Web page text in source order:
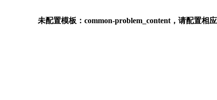
未配置模板：common-problem_content，请配置相